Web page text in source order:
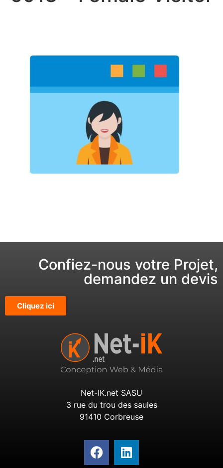
Confiez-nous votre Projet,
demandez un devis
Cliquez ici
Net-IK.net SASU
3 rue du trou des saules
91410 Corbreuse